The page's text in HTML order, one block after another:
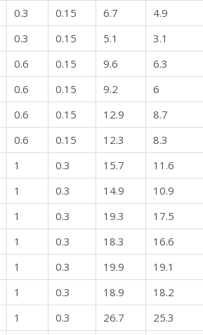
0.3 0.15 6.7 4.9
0.3 0.15 5.1 3.1
0.6 0.15 9.6 6.3
0.6 0.15 9.2 6
0.6 0.15 12.9 8.7
0.6 0.15 12.3 8.3
1 0.3 15.7 11.6
1 0.3 14.9 10.9
1 0.3 19.3 17.5
1 0.3 18.3 16.6
1 0.3 19.9 19.1
1 0.3 18.9 18.2
1 0.3 26.7 25.3